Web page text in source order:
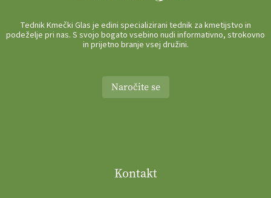
Tednik Kmečki Glas je edini specializirani tednik za kmetijstvo in
podeželje pri nas. S svojo bogato vsebino nudi informativno, strokovno
in prijetno branje vsej družini.
Naročite se
Kontakt